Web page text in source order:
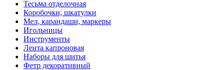
Тесьма отделочная
Коробочки, шкатулки
Мел, карандаши, маркеры
Игольницы
Инструменты
Лента капроновая
Наборы для шитья
Фетр декоративный